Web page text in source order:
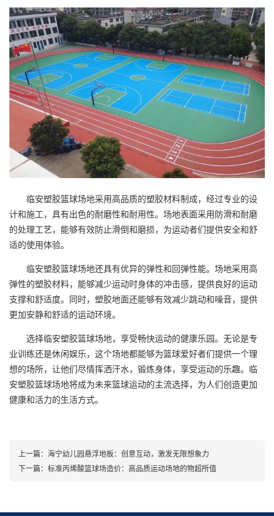
临安塑胶篮球场地采用高品质的塑胶材料制成，经过专业的设
计和施工，具有出色的耐磨性和耐用性。场地表面采用防滑和耐磨
的处理工艺，能够有效防止滑倒和磨损，为运动者们提供安全和舒
适的使用体验。
临安塑胶篮球场地还具有优异的弹性和回弹性能。场地采用高
弹性的塑胶材料，能够减少运动时身体的冲击感，提供良好的运动
支撑和舒适度。同时，塑胶地面还能够有效减少跳动和噪音，提供
更加安静和舒适的运动环境。
选择临安塑胶篮球场地，享受畅快运动的健康乐园。无论是专
业训练还是休闲娱乐，这个场地都能够为篮球爱好者们提供一个理
想的场所，让他们尽情挥洒汗水，锻炼身体，享受运动的乐趣。临
安塑胶篮球场地将成为未来篮球运动的主流选择，为人们创造更加
健康和活力的生活方式。
上一篇： 海宁幼儿园悬浮地板：创意互动，激发无限想象力
下一篇： 标准丙烯酸篮球场造价：高品质运动场地的物超所值